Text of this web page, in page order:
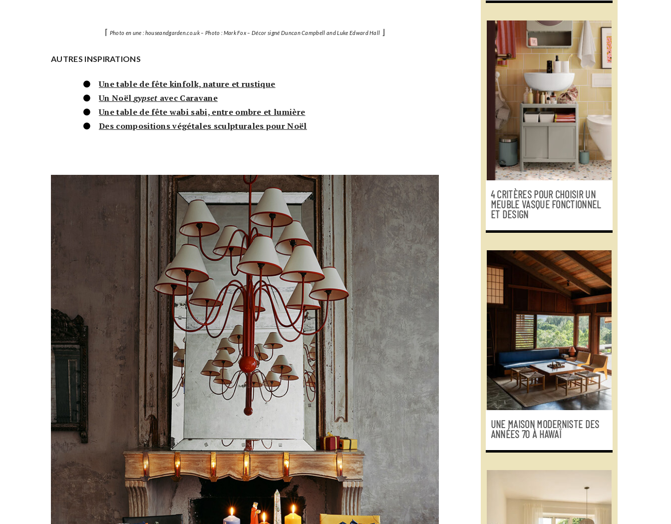
⌈ Photo en une : houseandgarden.co.uk– Photo : Mark Fox – Décor signé Duncan Campbell and Luke Edward Hall ⌋
AUTRES INSPIRATIONS
Une table de fête kinfolk, nature et rustique
Un Noëlgypsetavec Caravane
Une table de fête wabi sabi, entre ombre et lumière
Des compositions végétales sculpturales pour Noël
4 CRITÈRES POUR CHOISIR UN
MEUBLE VASQUE FONCTIONNEL
ET DESIGN
UNE MAISON MODERNISTE DES
ANNÉES 70 À HAWAÏ